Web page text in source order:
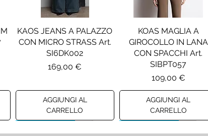
KAOS JEANS A PALAZZO
CON MICRO STRASS Art.
SI6DK002
Prezzo
169,00 €
AGGIUNGI AL
CARRELLO
KOAS MAGLIA A
GIROCOLLO IN LANA
CON SPACCHI Art.
SIBPT057
Prezzo
109,00 €
AGGIUNGI AL
CARRELLO